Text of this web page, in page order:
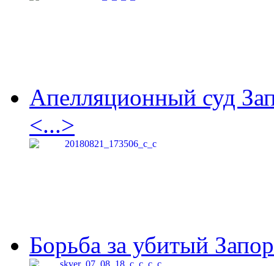
Апелляционный суд
<...>
Борьба за убитый